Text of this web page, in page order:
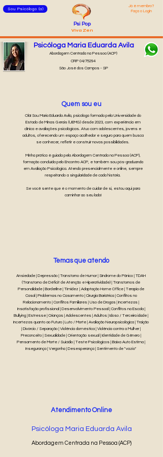
Sou Psicólogo (a)
Já é membro?
Faça o Login
Psi Pop
Viva Zen
Psicóloga Maria Eduarda Avila
CRP 04/75294
São José dos Campos - SP
Abordagem Centrada na Pessoa (ACP)
Quem sou eu
Olá! Sou Maria Eduarda Avila, psicóloga formada pela Universidade do
Estado de Minas Gerais (UEMG) desde 2023, com experiência em
clínica e avaliações psicológicas. Atuo com adolescentes, jovens e
adultos, oferecendo um espaço acolhedor e seguro para quem busca
se conhecer, refletir e construir novas possibilidades.
Minha prática é guiada pela Abordagem Centrada na Pessoa (ACP),
formação concluída pelo Encontro ACP, e também sou pós-graduanda
em Avaliação Psicológica. Atendo presencialmente e online, sempre
respeitando a singularidade de cada história.
Se você sente que é o momento de cuidar de si, estou aqui para
caminhar ao seu lado!
Ansiedade | Depressão | Transtorno de Humor | Síndrome do Pânico | TDAH
(Transtorno de Déficit de Atenção e Hiperatividade) | Transtornos de
Personalidade | Borderline | Timidez | Adaptação Home Office | Terapia de
Casal | Problemas no Casamento | Cirurgia Bariátrica | Conflitos no
Relacionamento | Conflitos Familiares | Uso de Drogas | Incertezas |
Insatisfação profissional | Desenvolvimento Pessoal | Conflitos na Escola |
Bullying | Estresse | Crianças | Adolescentes | Adultos | Idoso / Terceira idade |
Incertezas quanto ao Futuro | Luto / Morte | Avaliação Neuropsicológica | Traição
| Divórcio / Separação | Violência doméstica | Violência contra a Mulher |
Preconceito | Sexualidade | Orientação sexual | Identidade de Gênero |
Pensamento de Morte / Suicídio | Teste Psicológicos | Baixa Auto Estima |
Insegurança | Vergonha | Desesperança | Sentimento de "vazio"
Temas que atendo
Atendimento Online
Psicóloga Maria Eduarda Avila
Abordagem Centrada na Pessoa (ACP)